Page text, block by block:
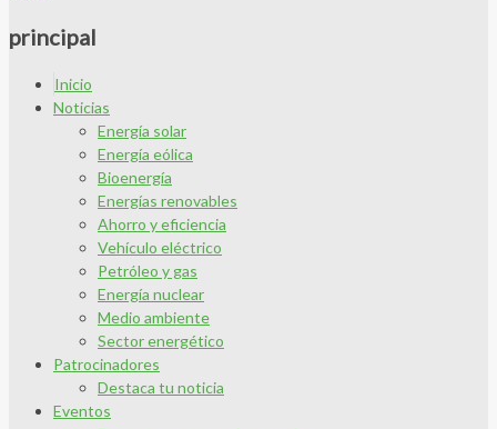
principal
Inicio
Noticias
Energía solar
Energía eólica
Bioenergía
Energías renovables
Ahorro y eficiencia
Vehículo eléctrico
Petróleo y gas
Energía nuclear
Medio ambiente
Sector energético
Patrocinadores
Destaca tu noticia
Eventos